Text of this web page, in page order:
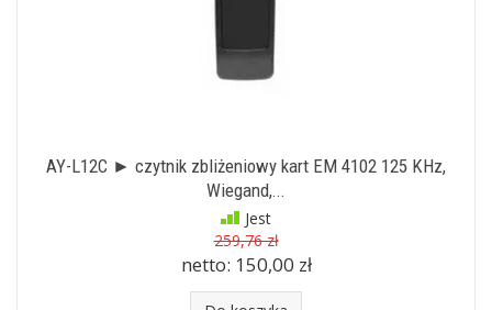
AY-L12C ► czytnik zbliżeniowy kart EM 4102 125 KHz,
Wiegand,...
Jest
259,76 zł
netto: 150,00 zł